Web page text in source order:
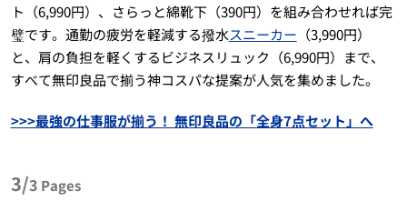
ト（6,990円）、さらっと綿靴下（390円）を組み合わせれば完
璧です。通勤の疲労を軽減する撥水スニーカー （3,990円）
と、肩の負担を軽くするビジネスリュック（6,990円）まで、
すべて無印良品で揃う神コスパな提案が人気を集めました。
>>>最強の仕事服が揃う！ 無印良品の「全身7点セット」へ
3/3 Pages